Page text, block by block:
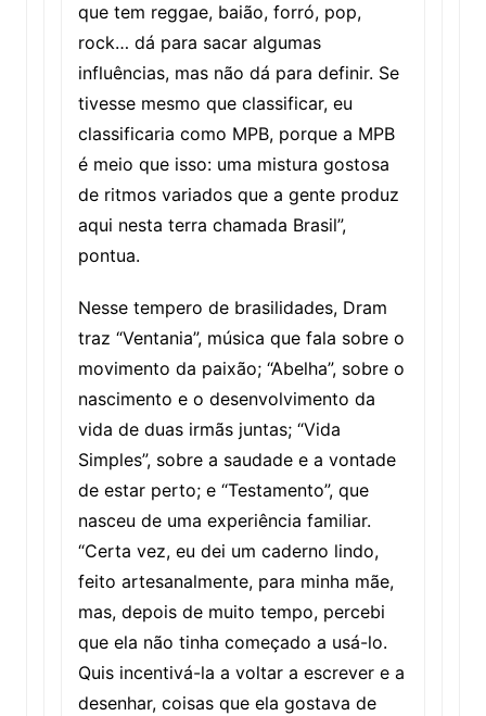
que tem reggae, baião, forró, pop,
rock… dá para sacar algumas
influências, mas não dá para definir. Se
tivesse mesmo que classificar, eu
classificaria como MPB, porque a MPB
é meio que isso: uma mistura gostosa
de ritmos variados que a gente produz
aqui nesta terra chamada Brasil”,
pontua.
Nesse tempero de brasilidades, Dram
traz “Ventania”, música que fala sobre o
movimento da paixão; “Abelha”, sobre o
nascimento e o desenvolvimento da
vida de duas irmãs juntas; “Vida
Simples”, sobre a saudade e a vontade
de estar perto; e “Testamento”, que
nasceu de uma experiência familiar.
“Certa vez, eu dei um caderno lindo,
feito artesanalmente, para minha mãe,
mas, depois de muito tempo, percebi
que ela não tinha começado a usá-lo.
Quis incentivá-la a voltar a escrever e a
desenhar, coisas que ela gostava de